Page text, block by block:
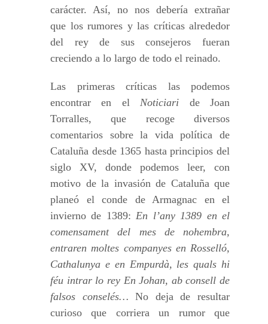
carácter. Así, no nos debería extrañar
que los rumores y las críticas alrededor
del rey de sus consejeros fueran
creciendo a lo largo de todo el reinado.
Las primeras críticas las podemos
encontrar en elNoticiari de Joan
Torralles, que recoge diversos
comentarios sobre la vida política de
Cataluña desde 1365 hasta principios del
siglo XV, donde podemos leer, con
motivo de la invasión de Cataluña que
planeó el conde de Armagnac en el
invierno de 1389:En l’any 1389 en el
comensament del mes de nohembra,
entraren moltes companyes en Rosselló,
Cathalunya e en Empurdà, les quals hi
féu intrar lo rey En Johan, ab consell de
falsos conselés… No deja de resultar
curioso que corriera un rumor que